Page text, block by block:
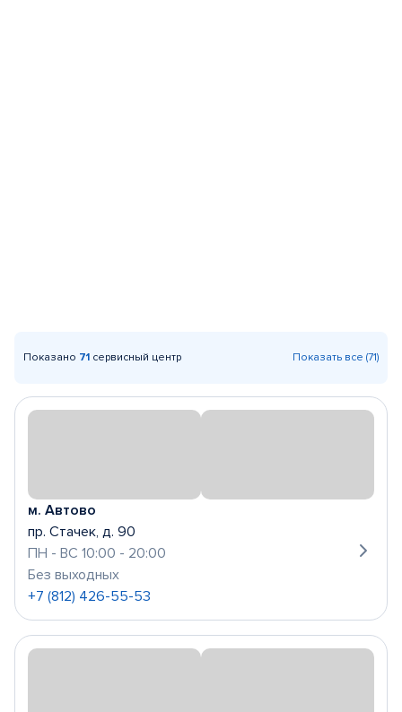
Показано 71 сервисный центр Показать все (71)
м. Автово
пр. Стачек, д. 90
ПН - ВС 10:00 - 20:00
Без выходных
+7 (812) 426-55-53